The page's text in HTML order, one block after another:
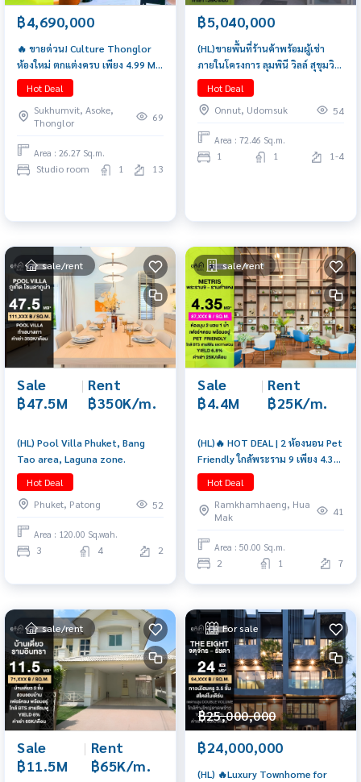
฿4,690,000
🔥 ขายด่วน! Culture Thonglor
ห้องใหม่ ตกแต่งครบ เพียง 4.99 MB
เท่านั้น
Hot Deal
Sukhumvit, Asoke,
Thonglor
69
Area : 26.27 Sq.m.
Studio room 1 13
฿5,040,000
(HL)ขายพื้นที่ร้านค้าพร้อมผู้เช่า
ภายในโครงการ ลุมพินี วิลล์ สุขุมวิท
77 (Lumpini Ville Sukhumvit 77)
ทำเลอ่อนนุช 3 ใกล้ BTS อ่อนนุช
เหมาะสำหรับนักลงทุนที่ต้องการ
อสังหาริมทรัพย์เชิงพาณิชย์พร้อมรับ
รายได้ค่าเช่าทันที ราคาขาย
5,040,000 บาท
Hot Deal
Onnut, Udomsuk
54
Area : 72.46 Sq.m.
1 1 1-4
sale/rent
Sale
฿47.5M
| Rent
฿350K/m.
(HL) Pool Villa Phuket, Bang
Tao area, Laguna zone.
Hot Deal
Phuket, Patong
52
Area : 120.00 Sq.wah.
3 4 2
sale/rent
Sale
฿4.4M
| Rent
฿25K/m.
(HL)🔥 HOT DEAL | 2 ห้องนอน Pet
Friendly ใกล้พระราม 9 เพียง 4.35
ล้านบาท! 🐶🐱
Hot Deal
Ramkhamhaeng, Hua
Mak
41
Area : 50.00 Sq.m.
2 1 7
sale/rent
Sale
฿11.5M
| Rent
฿65K/m.
For sale
฿25,000,000
฿24,000,000
(HL) 🔥Luxury Townhome for